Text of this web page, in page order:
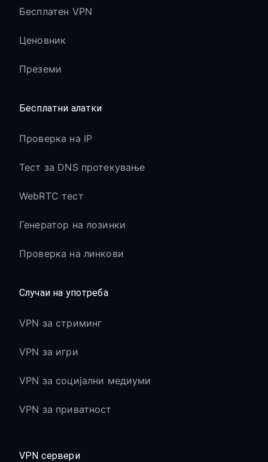
Бесплатен VPN
Ценовник
Преземи
Бесплатни алатки
Проверка на IP
Тест за DNS протекување
WebRTC тест
Генератор на лозинки
Проверка на линкови
Случаи на употреба
VPN за стриминг
VPN за игри
VPN за социјални медиуми
VPN за приватност
VPN сервери